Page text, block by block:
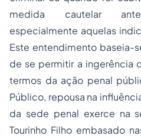
medida cautelar
especialmente aquelas
Este entendimento baseia-
de se permitir a ingerência
termos da ação penal
Público, repousa na
da sede penal exerce na
Tourinho Filho embasado